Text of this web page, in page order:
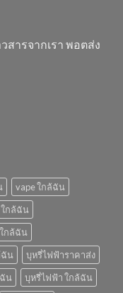
ารจากเรา พอตส่ง
vape ใกล้ฉัน
กล้ฉัน
กล้ฉัน
ฉัน
บุหรี่ไฟฟ้าราคาส่ง
น
บุหรี่ไฟฟ้า ใกล้ฉัน